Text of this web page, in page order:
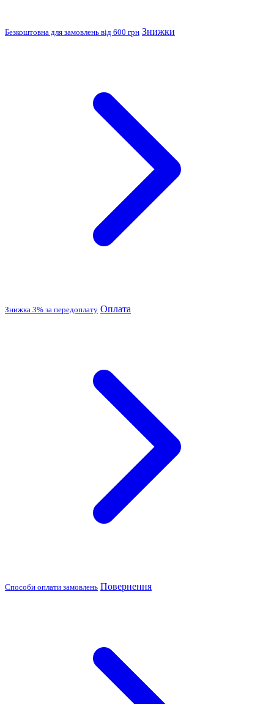
Безкоштовна для замовлень від 600 грн Знижки
Знижка 3% за передоплату Оплата
Способи оплати замовлень Повернення